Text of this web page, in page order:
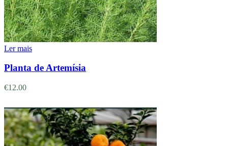
Ler mais
Planta de Artemísia
€12.00